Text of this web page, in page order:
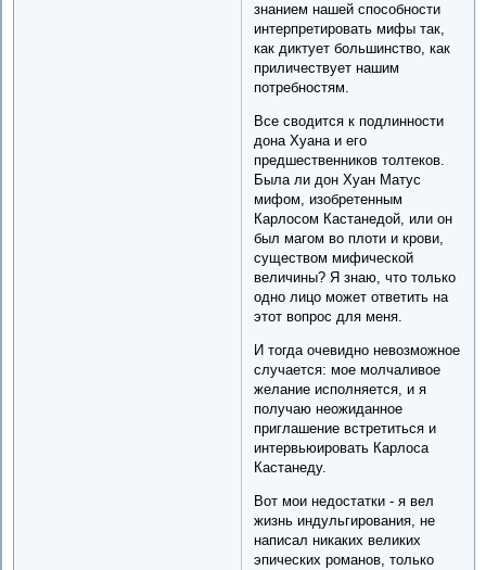
знанием нашей способности
интерпретировать мифы так,
как диктует большинство, как
приличествует нашим
потребностям.
Все сводится к подлинности
дона Хуана и его
предшественников толтеков.
Была ли дон Хуан Матус
мифом, изобретенным
Карлосом Кастанедой, или он
был магом во плоти и крови,
существом мифической
величины? Я знаю, что только
одно лицо может ответить на
этот вопрос для меня.
И тогда очевидно невозможное
случается: мое молчаливое
желание исполняется, и я
получаю неожиданное
приглашение встретиться и
интервьюировать Карлоса
Кастанеду.
Вот мои недостатки - я вел
жизнь индульгирования, не
написал никаких великих
эпических романов, только